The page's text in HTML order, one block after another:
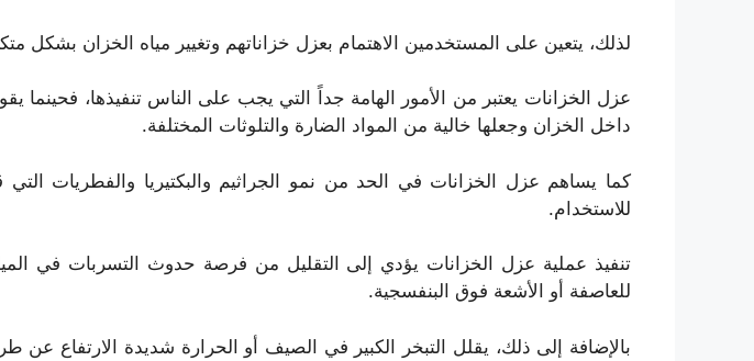
لذلك، يتعين على المستخدمين الاهتمام بعزل خزاناتهم وتغيير مياه الخزان
عزل الخزانات يعتبر من الأمور الهامة جداً التي يجب على الناس تنفيذها،
داخل الخزان وجعلها خالية من المواد الضارة والتلوثات المختلفة.
كما يساهم عزل الخزانات في الحد من نمو الجراثيم والبكتيريا والفطريات
للاستخدام.
تنفيذ عملية عزل الخزانات يؤدي إلى التقليل من فرصة حدوث التسربات في
للعاصفة أو الأشعة فوق البنفسجية.
بالإضافة إلى ذلك، يقلل التبخر الكبير في الصيف أو الحرارة شديدة الارتفاع